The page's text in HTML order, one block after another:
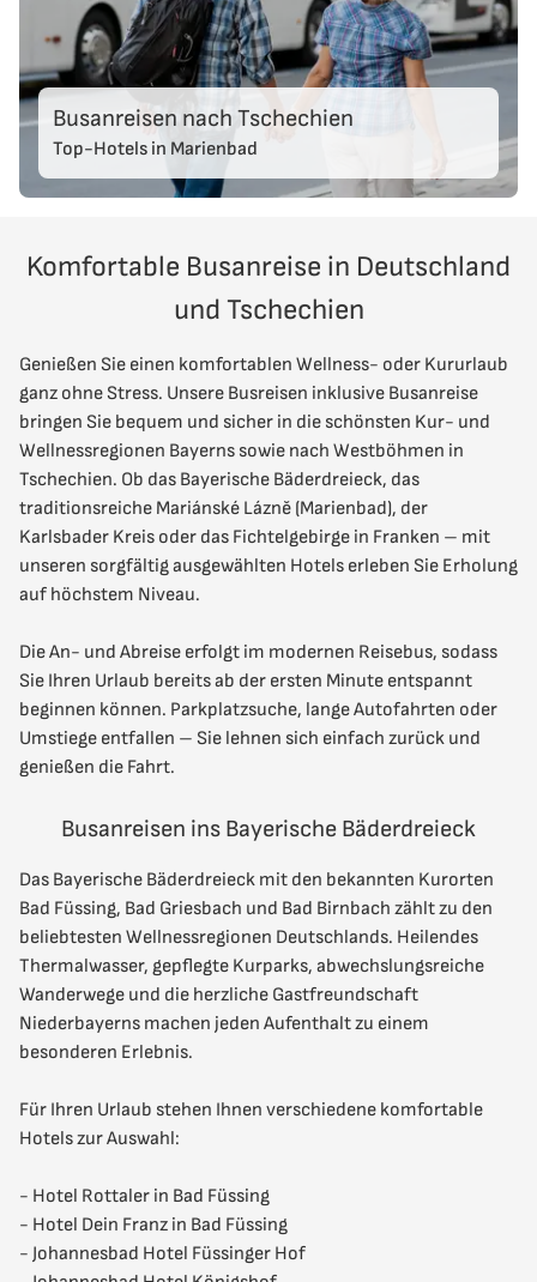
Busanreisen nach Tschechien
Top-Hotels in Marienbad
Komfortable Busanreise in Deutschland
und Tschechien
Genießen Sie einen komfortablen Wellness- oder Kururlaub
ganz ohne Stress. Unsere Busreisen inklusive Busanreise
bringen Sie bequem und sicher in die schönsten Kur- und
Wellnessregionen Bayerns sowie nach Westböhmen in
Tschechien. Ob das Bayerische Bäderdreieck, das
traditionsreiche Mariánské Lázně (Marienbad), der
Karlsbader Kreis oder das Fichtelgebirge in Franken – mit
unseren sorgfältig ausgewählten Hotels erleben Sie Erholung
auf höchstem Niveau.
Die An- und Abreise erfolgt im modernen Reisebus, sodass
Sie Ihren Urlaub bereits ab der ersten Minute entspannt
beginnen können. Parkplatzsuche, lange Autofahrten oder
Umstiege entfallen – Sie lehnen sich einfach zurück und
genießen die Fahrt.
Busanreisen ins Bayerische Bäderdreieck
Das Bayerische Bäderdreieck mit den bekannten Kurorten
Bad Füssing, Bad Griesbach und Bad Birnbach zählt zu den
beliebtesten Wellnessregionen Deutschlands. Heilendes
Thermalwasser, gepflegte Kurparks, abwechslungsreiche
Wanderwege und die herzliche Gastfreundschaft
Niederbayerns machen jeden Aufenthalt zu einem
besonderen Erlebnis.
Für Ihren Urlaub stehen Ihnen verschiedene komfortable
Hotels zur Auswahl:
- Hotel Rottaler in Bad Füssing
- Hotel Dein Franz in Bad Füssing
- Johannesbad Hotel Füssinger Hof